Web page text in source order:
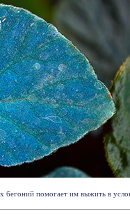
бегоний помогает им выжить в